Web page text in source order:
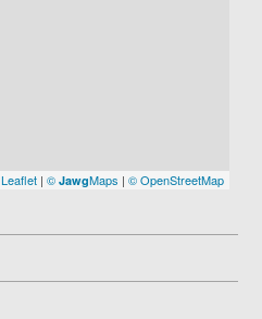
Leaflet | © JawgMaps | © OpenStreetMap